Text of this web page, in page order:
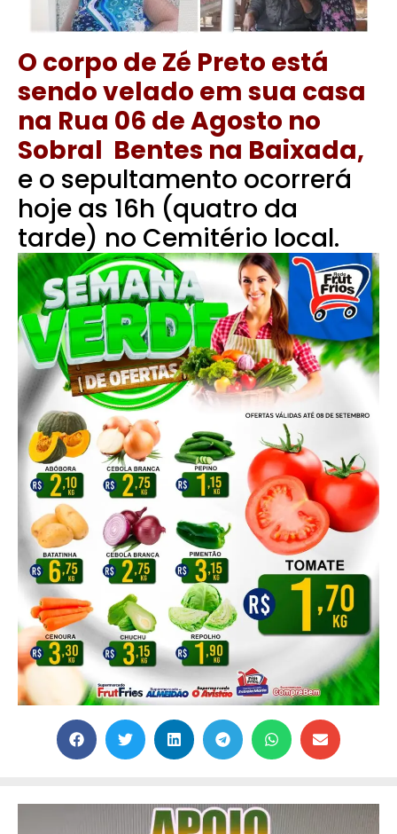
O corpo de Zé Preto está
sendo velado em sua casa
na Rua 06 de Agosto no
Sobral Bentes na Baixada,
e o sepultamento ocorrerá
hoje as 16h (quatro da
tarde) no Cemitério local.